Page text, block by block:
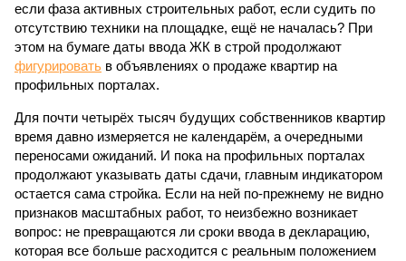
если фаза активных строительных работ, если судить по
отсутствию техники на площадке, ещё не началась? При
этом на бумаге даты ввода ЖК в строй продолжают
фигурировать в объявлениях о продаже квартир на
профильных порталах.
Для почти четырёх тысяч будущих собственников квартир
время давно измеряется не календарём, а очередными
переносами ожиданий. И пока на профильных порталах
продолжают указывать даты сдачи, главным индикатором
остается сама стройка. Если на ней по-прежнему не видно
признаков масштабных работ, то неизбежно возникает
вопрос: не превращаются ли сроки ввода в декларацию,
которая все больше расходится с реальным положением